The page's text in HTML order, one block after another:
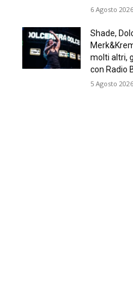
6 Agosto 2026
Shade,
molti altri,
con Radio
5 Agosto 2026